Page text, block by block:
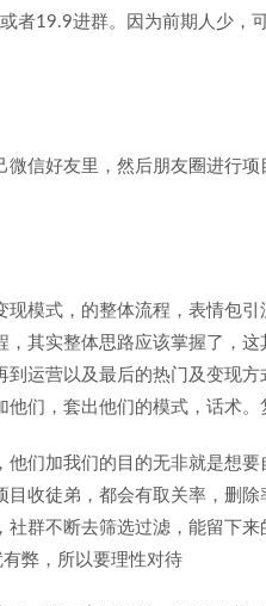
者19.9进群。因为前期人少，
信好友里，然后朋友圈进行
模式，的整体流程，表情包
其实整体思路应该掌握了，
运营以及最后的热门及变现
们，套出他们的模式，话术。
他们加我们的目的无非就是想
收徒弟，都会有取关率，删
群不断去筛选过滤，能留下来
有弊，所以要理性对待